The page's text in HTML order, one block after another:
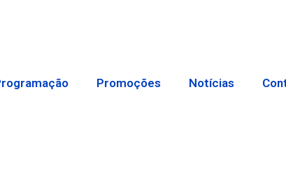
Promoções Notícias